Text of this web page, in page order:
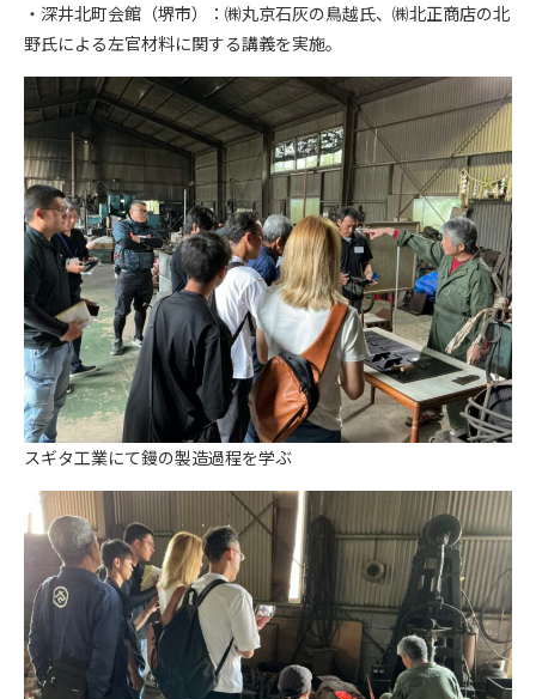
・深井北町会館（堺市）：㈱丸京石灰の鳥越氏、㈱北正商店の北
野氏による左官材料に関する講義を実施。
スギタ工業にて鏝の製造過程を学ぶ